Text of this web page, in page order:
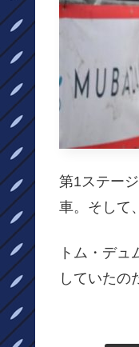
第1ステー
車。そして
トム・デ
していたの